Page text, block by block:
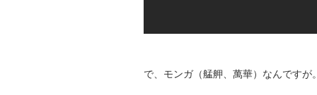
で、モンガ（艋舺、萬華）なんですが